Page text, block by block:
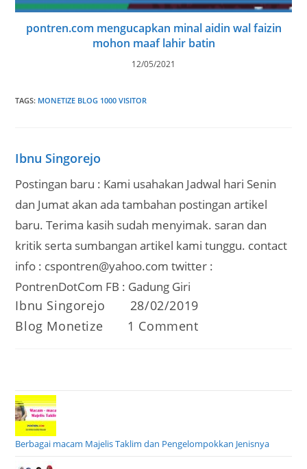
pontren.com mengucapkan minal aidin wal faizin
mohon maaf lahir batin
12/05/2021
TAGS: MONETIZE BLOG 1000 VISITOR
Ibnu Singorejo
Postingan baru : Kami usahakan Jadwal hari Senin
dan Jumat akan ada tambahan postingan artikel
baru. Terima kasih sudah menyimak. saran dan
kritik serta sumbangan artikel kami tunggu. contact
info : cspontren@yahoo.com twitter :
PontrenDotCom FB : Gadung Giri
Post
Ibnu Singorejo
Post
28/02/2019
Post
category:
Blog Monetize
Post
1 Comment
Berbagai macam Majelis Taklim dan Pengelompokkan Jenisnya